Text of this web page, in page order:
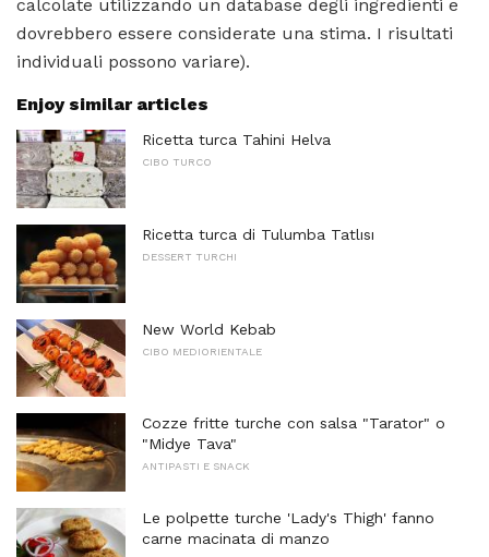
calcolate utilizzando un database degli ingredienti e
dovrebbero essere considerate una stima. I risultati
individuali possono variare).
Enjoy similar articles
Ricetta turca Tahini Helva
CIBO TURCO
Ricetta turca di Tulumba Tatlısı
DESSERT TURCHI
New World Kebab
CIBO MEDIORIENTALE
Cozze fritte turche con salsa "Tarator" o
"Midye Tava"
ANTIPASTI E SNACK
Le polpette turche 'Lady's Thigh' fanno
carne macinata di manzo